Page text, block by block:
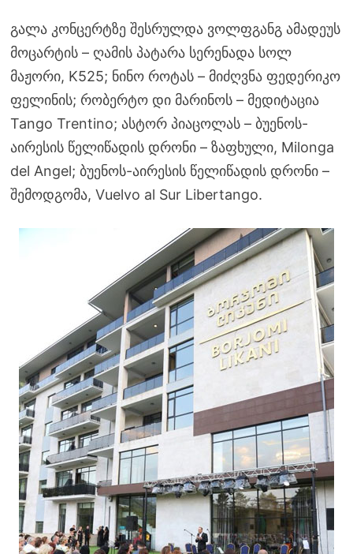
გალა კონცერტზე შესრულდა ვოლფგანგ ამადეუს
მოცარტის – ღამის პატარა სერენადა სოლ
მაჟორი, K525; ნინო როტას – მიძღვნა ფედერიკო
ფელინის; რობერტო დი მარინოს – ​მედიტაცია ​​​
Tango Trentino; ასტორ პიაცოლას – ​​ბუენოს-
აირესის წელიწადის დრონი – ზაფხული, Milonga
del Angel; ბუენოს-აირესის წელიწადის დრონი –
შემოდგომა, Vuelvo al Sur Libertango.